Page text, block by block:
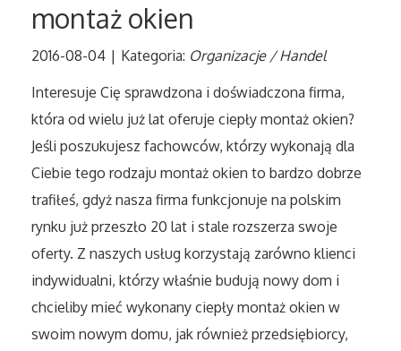
Meble
Wyposażenie Łazienki
Odzież
Sport
Elektronika, RTV, AGD
Art. Dla Zwierząt
montaż okien
2016-08-04 | Kategoria: Organizacje / Handel
Interesuje Cię sprawdzona i doświadczona firma,
która od wielu już lat oferuje ciepły montaż okien?
Jeśli poszukujesz fachowców, którzy wykonają dla
Ciebie tego rodzaju montaż okien to bardzo dobrze
trafiłeś, gdyż nasza firma funkcjonuje na polskim
rynku już przeszło 20 lat i stale rozszerza swoje
oferty. Z naszych usług korzystają zarówno klienci
indywidualni, którzy właśnie budują nowy dom i
chcieliby mieć wykonany ciepły montaż okien w
swoim nowym domu, jak również przedsiębiorcy,